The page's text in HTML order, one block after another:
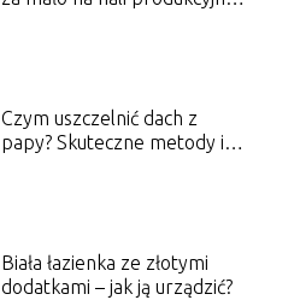
Czym uszczelnić dach z
papy? Skuteczne metody i
Biała łazienka ze złotymi
dodatkami – jak ją urządzić?